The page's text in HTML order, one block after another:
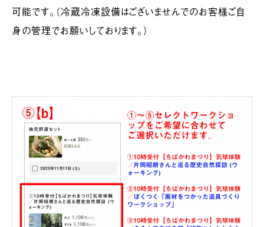
可能です。（冷蔵冷凍設備はございませんでのお客様ご自
身の管理でお願いしております。）